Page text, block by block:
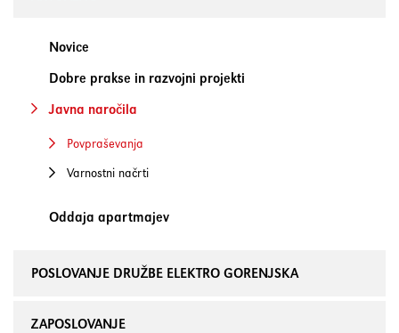
Novice
Dobre prakse in razvojni projekti
Javna naročila
Povpraševanja
Varnostni načrti
Oddaja apartmajev
POSLOVANJE DRUŽBE ELEKTRO GORENJSKA
ZAPOSLOVANJE